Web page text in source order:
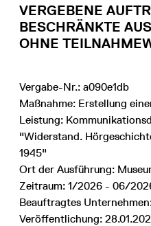
VERGEBENE
BESCHRÄNKTE
OHNE
Vergabe-Nr.: a090e1db
Maßnahme: Erstellung
Leistung:
"Widerstand.
1945"
Ort der Ausführung:
Zeitraum: 1/2026 - 06/
Beauftragtes
Veröffentlichung: